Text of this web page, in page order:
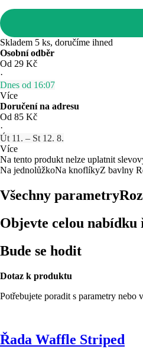
Skladem 5 ks, doručíme ihned
Osobní odběr
Od 29 Kč
·
Dnes od 16:07
Více
Doručení na adresu
Od 85 Kč
·
Út 11. – St 12. 8.
Více
Na tento produkt nelze uplatnit
Na jednolůžkoNa knoflíkyZ bavlny
Všechny parametry
Objevte celou
Bude se hodit
Dotaz k produktu
Potřebujete poradit s parametry nebo
Řada Waffle Striped